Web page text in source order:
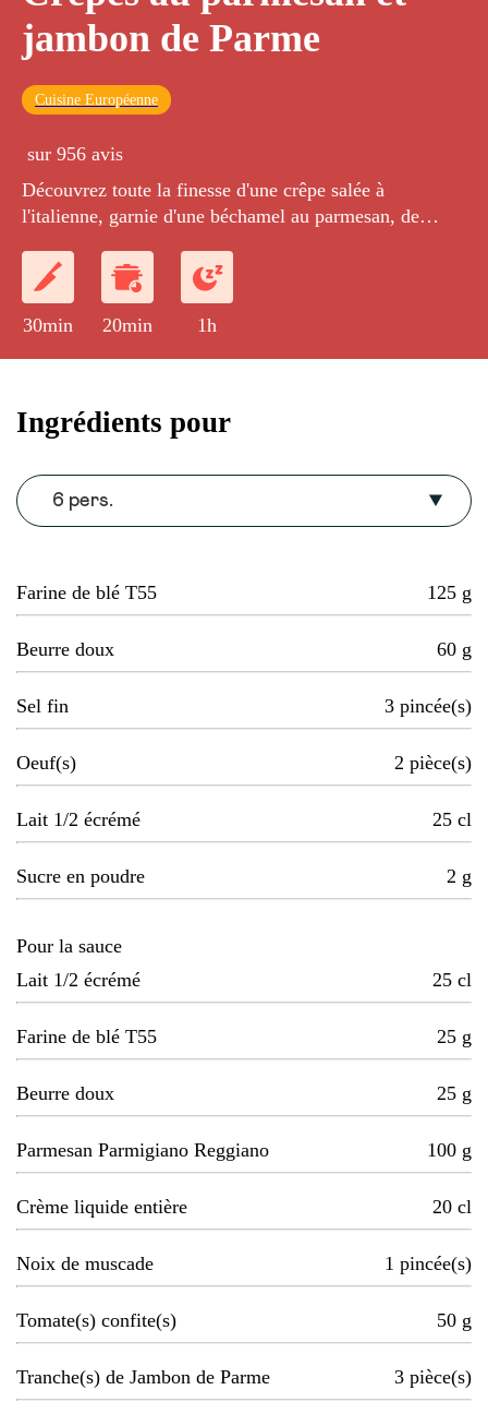
jambon de Parme
Cuisine Européenne
sur 956 avis
Découvrez toute la finesse d'une crêpe salée à
l'italienne, garnie d'une béchamel au parmesan, de
30min 20min 1h
Ingrédients pour
6 pers.
Farine de blé T55 125 g
Beurre doux 60 g
Sel fin 3 pincée(s)
Oeuf(s) 2 pièce(s)
Lait 1/2 écrémé 25 cl
Sucre en poudre 2 g
Pour la sauce
Lait 1/2 écrémé
25 cl
Farine de blé T55 25 g
Beurre doux 25 g
Parmesan Parmigiano Reggiano 100 g
Crème liquide entière 20 cl
Noix de muscade 1 pincée(s)
Tomate(s) confite(s) 50 g
Tranche(s) de Jambon de Parme 3 pièce(s)